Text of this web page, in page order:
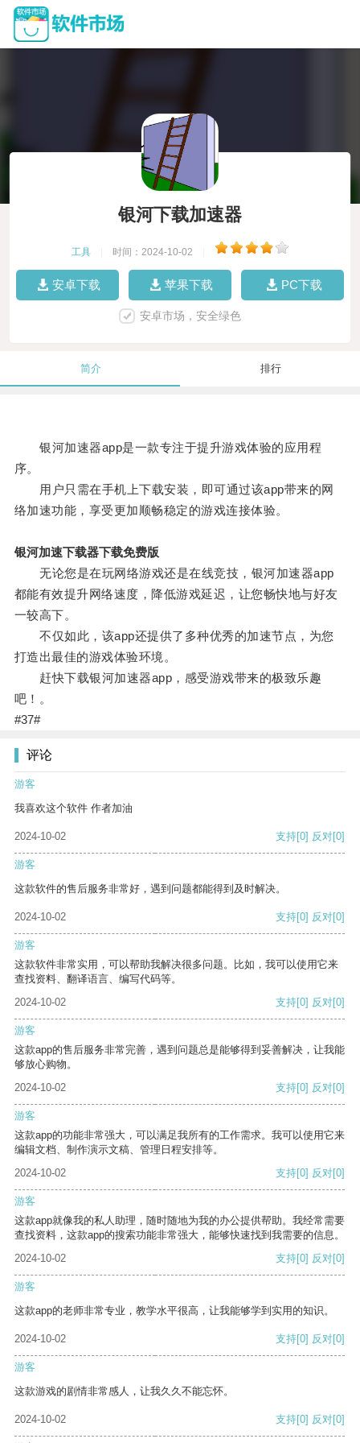
银河下载加速器
工具 时间：2024-10-02
安卓下载 苹果下载 PC下载
安卓市场，安全绿色
简介 排行
银河加速器app是一款专注于提升游戏体验的应用程
序。
用户只需在手机上下载安装，即可通过该app带来的网
络加速功能，享受更加顺畅稳定的游戏连接体验。
银河加速下载器下载免费版
无论您是在玩网络游戏还是在线竞技，银河加速器app
都能有效提升网络速度，降低游戏延迟，让您畅快地与好友
一较高下。
不仅如此，该app还提供了多种优秀的加速节点，为您
打造出最佳的游戏体验环境。
赶快下载银河加速器app，感受游戏带来的极致乐趣
吧！。
#37#
评论
游客
我喜欢这个软件 作者加油
2024-10-02 支持[0] 反对[0]
游客
这款软件的售后服务非常好，遇到问题都能得到及时解决。
2024-10-02 支持[0] 反对[0]
游客
这款软件非常实用，可以帮助我解决很多问题。比如，我可以使用它来
查找资料、翻译语言、编写代码等。
2024-10-02
支持[0] 反对[0]
游客
这款app的售后服务非常完善，遇到问题总是能够得到妥善解决，让我能
够放心购物。
2024-10-02
支持[0] 反对[0]
游客
这款app的功能非常强大，可以满足我所有的工作需求。我可以使用它来
编辑文档、制作演示文稿、管理日程安排等。
2024-10-02
支持[0] 反对[0]
游客
这款app就像我的私人助理，随时随地为我的办公提供帮助。我经常需要
查找资料，这款app的搜索功能非常强大，能够快速找到我需要的信息。
2024-10-02
支持[0] 反对[0]
游客
这款app的老师非常专业，教学水平很高，让我能够学到实用的知识。
2024-10-02 支持[0] 反对[0]
游客
这款游戏的剧情非常感人，让我久久不能忘怀。
2024-10-02 支持[0] 反对[0]